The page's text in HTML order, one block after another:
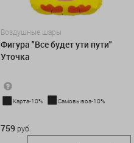
Воздушные шары
Фигура "Все будет ути пути"
Уточка
Карта-10% Самовывоз-10%
759 руб.